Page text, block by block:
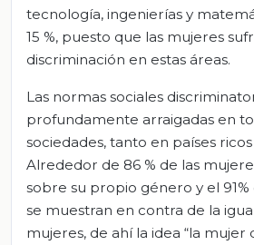
tecnología, ingenierías y
15 %, puesto que las mujeres
discriminación en estas áreas.
Las normas sociales
profundamente arraigadas en
sociedades, tanto en países
Alrededor de 86 % de las
sobre su propio género y el
se muestran en contra de la
mujeres, de ahí la idea “la